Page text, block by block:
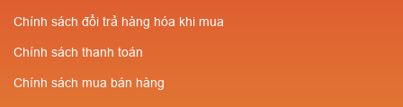
Chính sách đổi trả hàng hóa khi mua
Chính sách thanh toán
Chính sách mua bán hàng